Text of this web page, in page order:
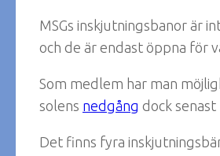
MSGs inskjutningsbanor är
och de är endast öppna för
Som medlem har man
solens nedgång dock senast
Det finns fyra